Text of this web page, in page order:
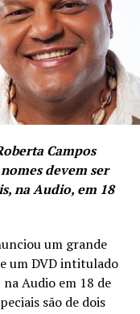
Campos
devem ser
na Audio, em 18
um grande
um DVD intitulado
na Audio em 18 de
são de dois